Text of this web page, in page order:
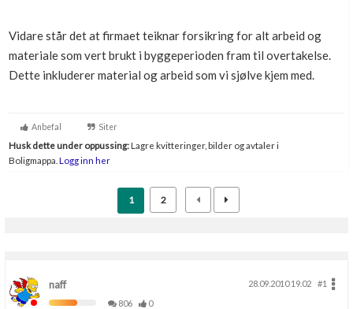
Vidare står det at firmaet teiknar forsikring for alt arbeid og
materiale som vert brukt i byggeperioden fram til overtakelse.
Dette inkluderer material og arbeid som vi sjølve kjem med.
Anbefal Siter
Husk dette under oppussing:Lagre kvitteringer, bilder og avtaler i
Boligmappa. Logg inn her
1 2
naff 28.09.2010 19.02
#1
806
0